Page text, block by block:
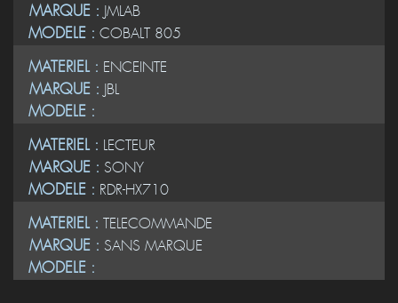
MARQUE : JMLAB
MODELE : COBALT 805
MATERIEL : ENCEINTE
MARQUE : JBL
MODELE :
MATERIEL : LECTEUR
MARQUE : SONY
MODELE : RDR-HX710
MATERIEL : TELECOMMANDE
MARQUE : SANS MARQUE
MODELE :